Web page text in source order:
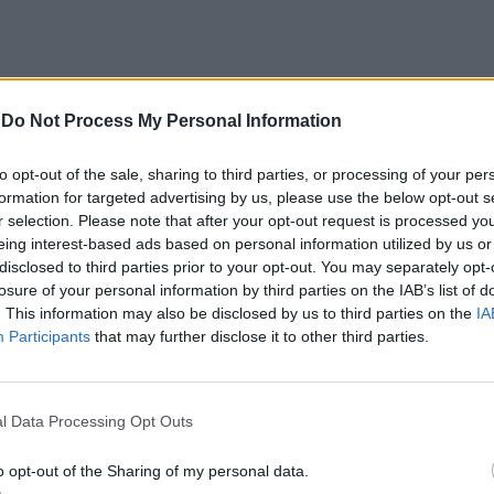
Do Not Process My Personal Information
opt-out of the sale, sharing to third parties, or processing of your
for targeted advertising by us, please use the below opt-out
selection. Please note that after your opt-out request is processed
interest-based ads based on personal information utilized by us
to third parties prior to your opt-out. You may separately
of your personal information by third parties on the IAB’s list of
This information may also be disclosed by us to third parties on the
Participants that may further disclose it to other third parties.
Data Processing Opt Outs
opt-out of the Sharing of my personal data.
e brasileiros
o encontro conta com a participação de
do Instituto Federal de Educação, Ciência
da Bahia (UFBA) e da Universidade Senai
anfitriã.
«fomentar a cooperação e a troca de
«o intercâmbio de metodologias, resultados
ainda para «a democratização do